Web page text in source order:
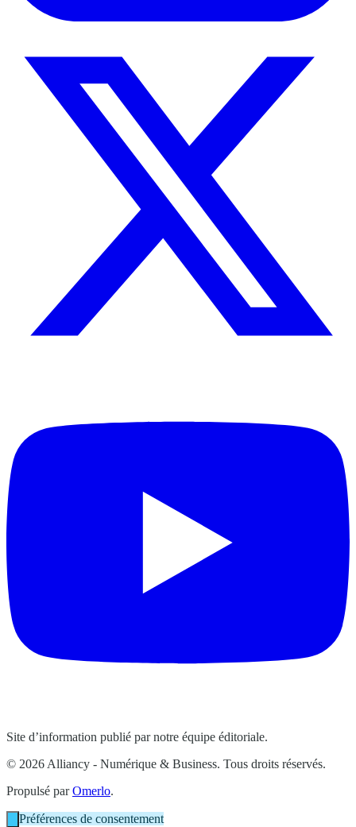
Site d’information publié par notre équipe éditoriale.
© 2026 Alliancy - Numérique & Business. Tous droits réservés.
Propulsé parOmerlo.
Préférences de consentement